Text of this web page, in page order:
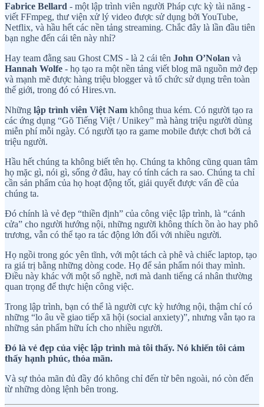
Fabrice Bellard - một lập trình viên người Pháp cực kỳ tài năng -
viết FFmpeg, thư viện xử lý video được sử dụng bởi YouTube,
Netflix, và hầu hết các nền tảng streaming. Chắc đây là lần đầu tiên
bạn nghe đến cái tên này nhỉ?
Hay team đằng sau Ghost CMS - là 2 cái tên John O’Nolan và
Hannah Wolfe - họ tạo ra một nền tảng viết blog mã nguồn mở đẹp
và mạnh mẽ được hàng triệu blogger và tổ chức sử dụng trên toàn
thế giới, trong đó có Hires.vn.
Những lập trình viên Việt Nam không thua kém. Có người tạo ra
các ứng dụng “Gõ Tiếng Việt / Unikey” mà hàng triệu người dùng
miễn phí mỗi ngày. Có người tạo ra game mobile được chơi bởi cả
triệu người.
Hầu hết chúng ta không biết tên họ. Chúng ta không cũng quan tâm
họ mặc gì, nói gì, sống ở đâu, hay có tính cách ra sao. Chúng ta chỉ
cần sản phẩm của họ hoạt động tốt, giải quyết được vấn đề của
chúng ta.
Đó chính là vẻ đẹp “thiền định” của công việc lập trình, là “cánh
cửa” cho người hướng nội, những người không thích ồn ào hay phô
trương, vẫn có thể tạo ra tác động lớn đối với nhiều người.
Họ ngồi trong góc yên tĩnh, với một tách cà phê và chiếc laptop, tạo
ra giá trị bằng những dòng code. Họ để sản phẩm nói thay mình.
Điều này khác với một số nghề, nơi mà danh tiếng cá nhân thường
quan trọng để thực hiện công việc.
Trong lập trình, bạn có thể là người cực kỳ hướng nội, thậm chí có
những “lo âu về giao tiếp xã hội (social anxiety)”, nhưng vẫn tạo ra
những sản phẩm hữu ích cho nhiều người.
Đó là vẻ đẹp của việc lập trình mà tôi thấy. Nó khiến tôi cảm
thấy hạnh phúc, thỏa mãn.
Và sự thỏa mãn đủ đầy đó không chỉ đến từ bên ngoài, nó còn đến
từ những dòng lệnh bên trong.